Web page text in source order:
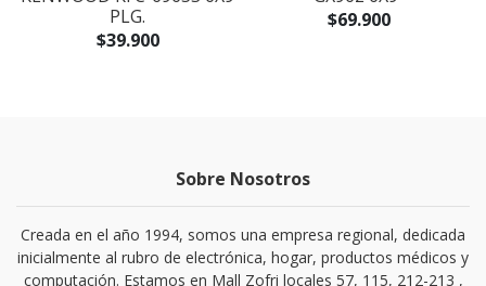
PLG.
$39.900
$69.900
Sobre Nosotros
Creada en el año 1994, somos una empresa regional, dedicada
inicialmente al rubro de electrónica, hogar, productos médicos y
computación. Estamos en Mall Zofri locales 57, 115, 212-213 ,